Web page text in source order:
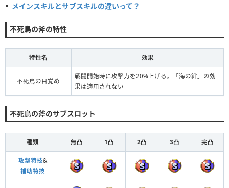
メインスキルとサブスキルの違いって？
不死鳥の斧の特性
特性名 効果
不死鳥の目覚め
戦闘開始時に攻撃力を20%上げる。「海の絆」の効
果は適用されない
不死鳥の斧のサブスロット
種類 無凸 1凸 2凸 3凸 完凸
攻撃特技&
補助特技